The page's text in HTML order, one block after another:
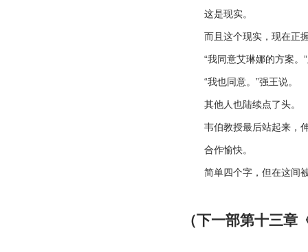
这是现实。
而且这个现实，现在正
“我同意艾琳娜的方案。 ”
“我也同意。 ”强王说。
其他人也陆续点了头。
韦伯教授最后站起来，
合作愉快。
简单四个字，但在这间
（下一部第十三章